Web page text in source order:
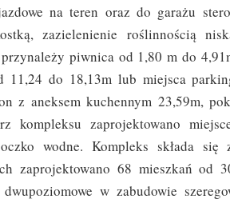
na teren oraz do garażu
zazielenienie roślinnością
piwnica od 1,80 m do
11,24 do 18,13m lub miejsca
kuchennym 23,59m,
kompleksu zaprojektowano
wodne. Kompleks składa się
zaprojektowano 68 mieszkań od
w zabudowie